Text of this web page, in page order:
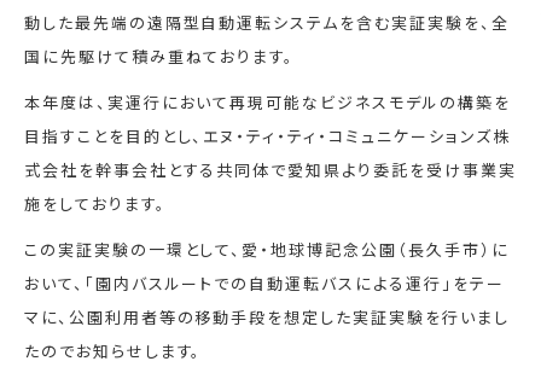
動した最先端の遠隔型自動運転システムを含む実証実験を、全
国に先駆けて積み重ねております。
本年度は、実運行において再現可能なビジネスモデルの構築を
目指すことを目的とし、エヌ・ティ・ティ・コミュニケーションズ株
式会社を幹事会社とする共同体で愛知県より委託を受け事業実
施をしております。
この実証実験の一環として、愛・地球博記念公園（長久手市）に
おいて、「園内バスルートでの自動運転バスによる運行」をテー
マに、公園利用者等の移動手段を想定した実証実験を行いまし
たのでお知らせします。